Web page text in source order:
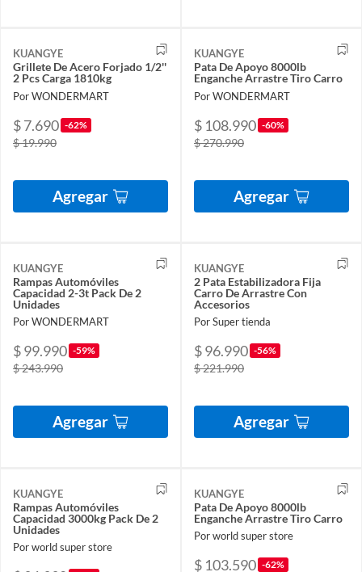
KUANGYE
Grillete De Acero Forjado 1/2''
2 Pcs Carga 1810kg
Por WONDERMART
$ 7.690 -62%
$ 19.990
Agregar
KUANGYE
Pata De Apoyo 8000lb
Enganche Arrastre Tiro Carro
Por WONDERMART
$ 108.990 -60%
$ 270.990
Agregar
KUANGYE
Rampas Automóviles
Capacidad 2-3t Pack De 2
Unidades
Por WONDERMART
$ 99.990 -59%
$ 243.990
Agregar
KUANGYE
2 Pata Estabilizadora Fija
Carro De Arrastre Con
Accesorios
Por Super tienda
$ 96.990 -56%
$ 221.990
Agregar
KUANGYE
Rampas Automóviles
Capacidad 3000kg Pack De 2
Unidades
Por world super store
KUANGYE
Pata De Apoyo 8000lb
Enganche Arrastre Tiro Carro
Por world super store
$ 103.590 -62%